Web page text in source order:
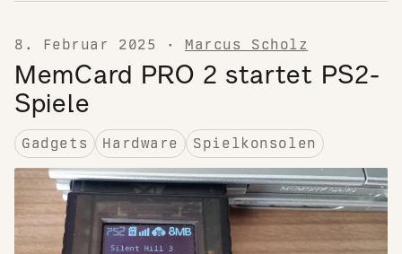
8. Februar 2025 · Marcus Scholz
MemCard PRO 2 startet PS2-
Spiele
Gadgets Hardware Spielkonsolen